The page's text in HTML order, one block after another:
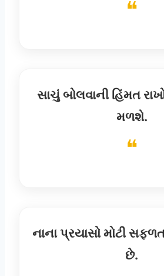
સાચું બોલવાની હિંમત
મળશે.
નાના પ્રયાસો મોટી
છે.